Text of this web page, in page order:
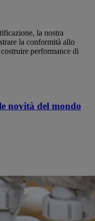
la nostra
la conformità allo
performance di
novità del mondo